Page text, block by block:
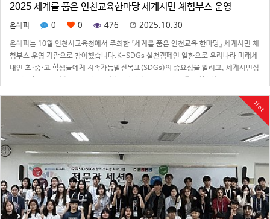
2025 세계를 품은 인천교육한마당 세계시민 체험부스 운영
온해피 0 0 476 2025.10.30
온해피는 10월 인천시교육청에서 주최한 『세계를 품은 인천교육 한마당』 세계시민 체
험부스 운영 기관으로 참여했습니다.K-SDGs 실천갬페인 일환으로 우리나라 미래세
대인 초·중·고 학생들에게 지속가능발전목표(SDGs)의 중요성을 알리고, 세계시민성
Hot